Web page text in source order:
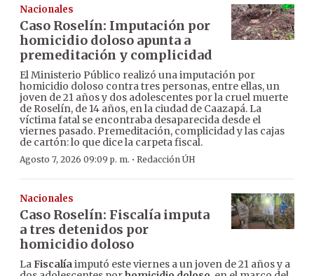
Nacionales
Caso Roselín: Imputación por
homicidio doloso apunta a
premeditación y complicidad
El Ministerio Público realizó una imputación por
homicidio doloso contra tres personas, entre ellas, un
joven de 21 años y dos adolescentes por la cruel muerte
de Roselín, de 14 años, en la ciudad de Caazapá. La
víctima fatal se encontraba desaparecida desde el
viernes pasado. Premeditación, complicidad y las cajas
de cartón: lo que dice la carpeta fiscal.
Agosto 7, 2026 09:09 p. m. · Redacción ÚH
Nacionales
Caso Roselín: Fiscalía imputa
a tres detenidos por
homicidio doloso
LaFiscalíaimputó este viernes a un joven de 21 años y a